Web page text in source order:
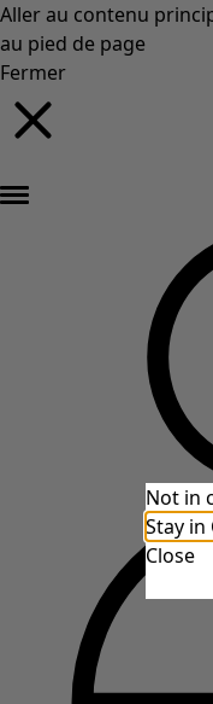
Aller au contenu
au pied de page
Fermer
Not in
Stay in
Close